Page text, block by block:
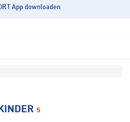
App downloaden
5